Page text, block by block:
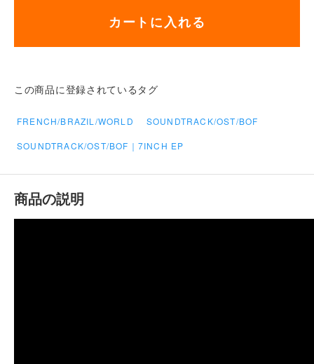
カートに入れる
この商品に登録されているタグ
FRENCH/BRAZIL/WORLD SOUNDTRACK/OST/BOF
SOUNDTRACK/OST/BOF｜7INCH EP
商品の説明